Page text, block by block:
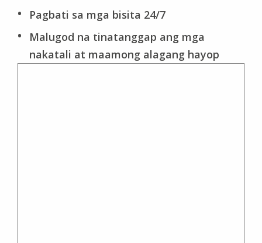
Pagbati sa mga bisita 24/7
Malugod na tinatanggap ang mga
nakatali at maamong alagang hayop